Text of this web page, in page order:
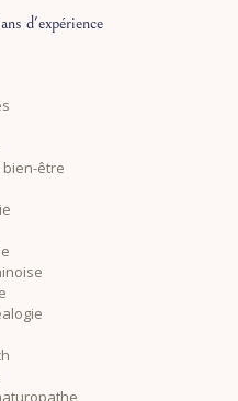
d'expérience
bien-être